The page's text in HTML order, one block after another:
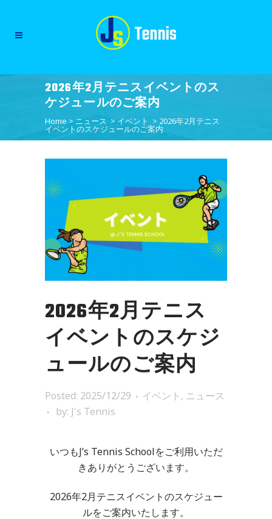
2026年2月テニスイベントのス
ケジュールのご案内
Home > ニュース > イベント > 2026年2月テニス
イベントのスケジュールのご案内
2026年2月テニス
イベントのスケジ
ュールのご案内
Posted: 2025/12/29 イベント , ニュース
by: J's Tennis
いつもJ’s Tennis Schoolをご利用いただ
きありがとうございます。
2026年2月テニスイベントのスケジュー
ルをご案内いたします。